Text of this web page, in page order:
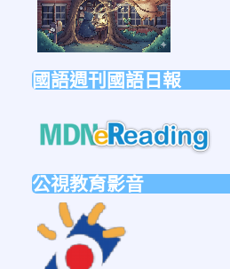
國語週刊國語日報
公視教育影音